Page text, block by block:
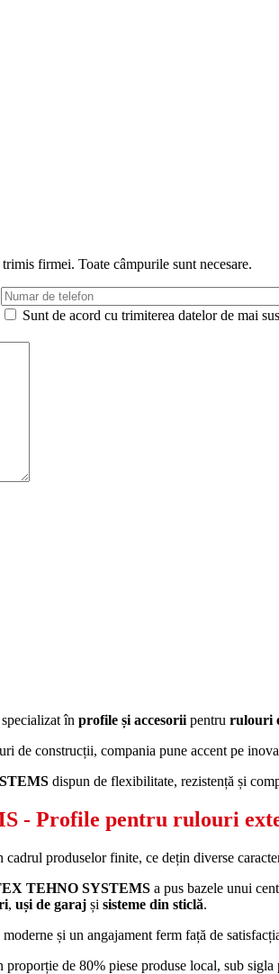
firmei. Toate câmpurile sunt necesare.
Sunt de acord cu trimiterea datelor de mai
în profile și accesorii pentru rulouri
de construcții, compania pune accent pe
dispun de flexibilitate, rezistență și
- Profile pentru rulouri
produselor finite, ce dețin diverse
TEHNO SYSTEMS a pus bazele unui
, uși de garaj și sisteme din sticlă.
și un angajament ferm față de
proporție de 80% piese produse local, sub